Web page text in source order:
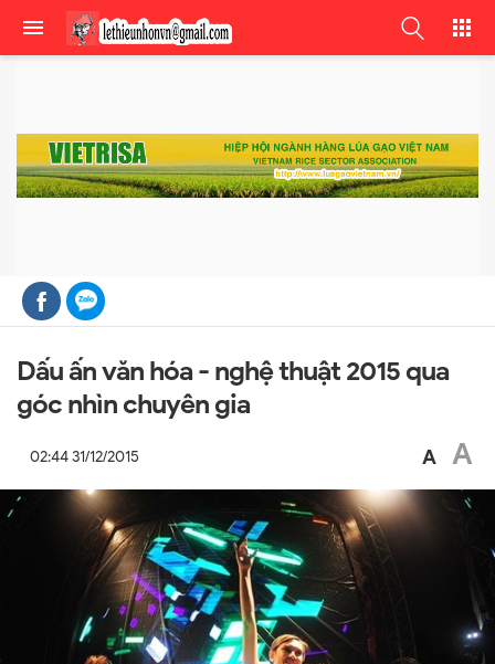
Dấu ấn văn hóa - nghệ thuật 2015 qua
góc nhìn chuyên gia
02:44 31/12/2015 A A